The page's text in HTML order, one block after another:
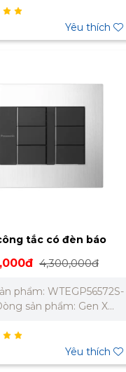
Tiêu chuẩn: Chuẩn BS –
vuông Chất liệu: Nhôm
lực siêu mỏng 2mm có
Yêu thích
tắc có đèn báo
4,300,000đ
phẩm: WTEGP56572S-
sản phẩm: Gen X
tắc C, 2 chiều, có
Nguồn điện: 250V -
sắc: Trắng + Đen Bảo
Yêu thích